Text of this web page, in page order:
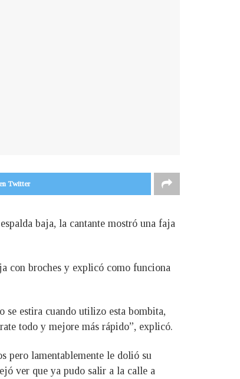
Twitter
baja, la cantante mostró una faja
con broches y explicó como funciona
se estira cuando utilizo esta bombita,
todo y mejore más rápido”, explicó.
pero lamentablemente le dolió su
ver que ya pudo salir a la calle a